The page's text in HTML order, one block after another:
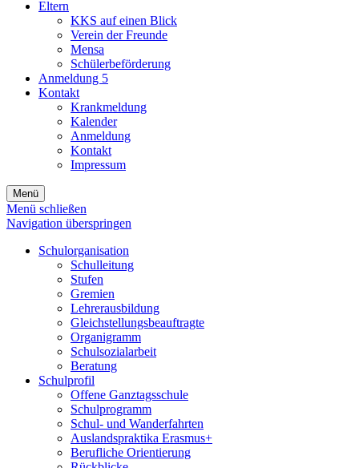
Eltern
KKS auf einen Blick
Verein der Freunde
Mensa
Schülerbeförderung
Anmeldung 5
Kontakt
Krankmeldung
Kalender
Anmeldung
Kontakt
Impressum
Menü
Menü schließen
Navigation überspringen
Schulorganisation
Schulleitung
Stufen
Gremien
Lehrerausbildung
Gleichstellungsbeauftragte
Organigramm
Schulsozialarbeit
Beratung
Schulprofil
Offene Ganztagsschule
Schulprogramm
Schul- und Wanderfahrten
Auslandspraktika Erasmus+
Berufliche Orientierung